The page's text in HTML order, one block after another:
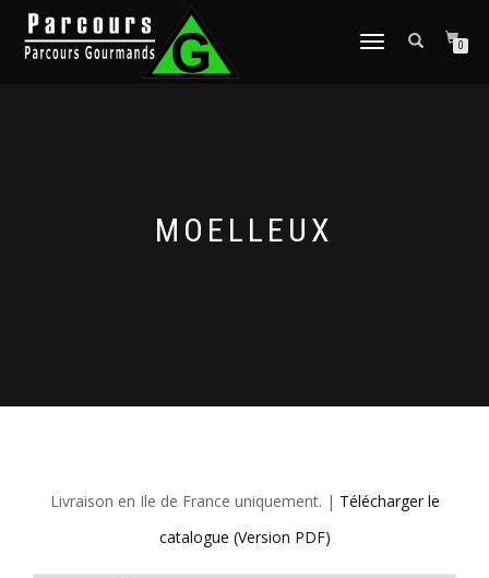
DÉPLIER
0
MOELLEUX
Livraison en Ile de France uniquement. | Télécharger le
catalogue (Version PDF)